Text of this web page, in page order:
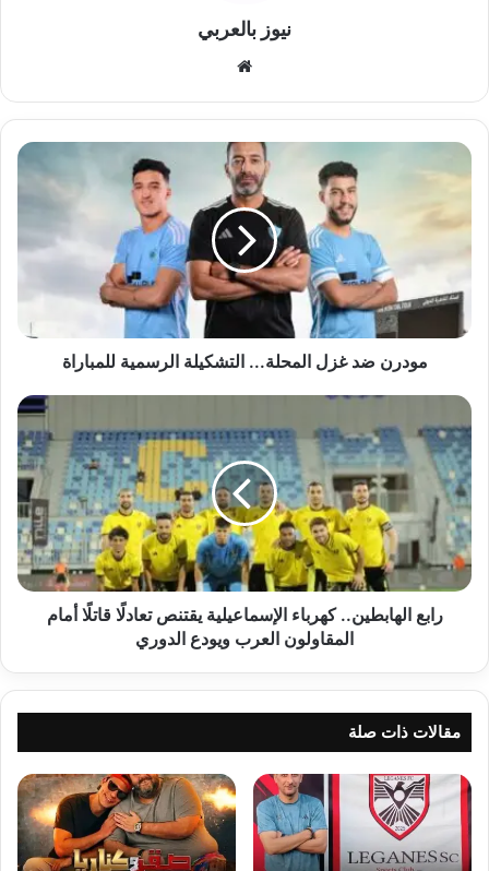
نيوز بالعربي
مودرن
ضد
المحلة...
التشكيلة
الرسمية
للمباراة
مودرن ضد غزل المحلة... التشكيلة الرسمية للمباراة
رابع
الهابطين..
كهرباء
الإسماعيلية
يقتنص
تعادلًا
قاتلًا
أمام
المقاولون
رابع الهابطين.. كهرباء الإسماعيلية يقتنص تعادلًا قاتلًا أمام
المقاولون العرب ويودع الدوري
مقالات ذات صلة